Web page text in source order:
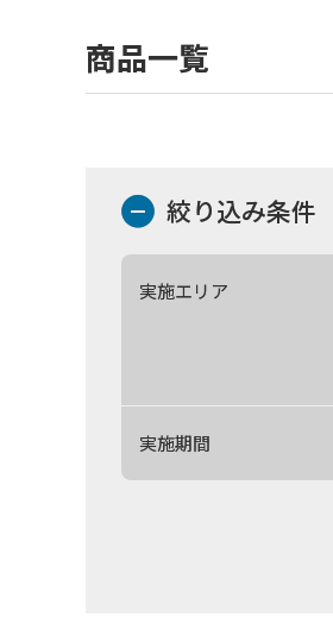
商品一覧
絞り込み条件
実施エリア
実施期間